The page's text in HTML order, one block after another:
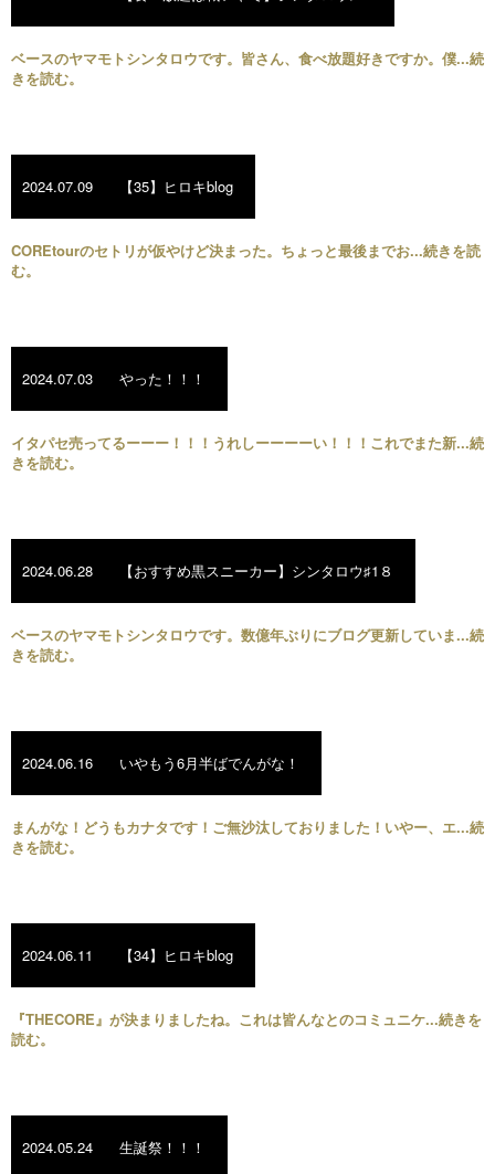
ベースのヤマモトシンタロウです。皆さん、食べ放題好きですか。僕...続
きを読む。
2024.07.09 【35】ヒロキblog
COREtourのセトリが仮やけど決まった。ちょっと最後までお...続きを読
む。
2024.07.03 やった！！！
イタパセ売ってるーーー！！！うれしーーーーい！！！これでまた新...続
きを読む。
2024.06.28 【おすすめ黒スニーカー】シンタロウ♯1８
ベースのヤマモトシンタロウです。数億年ぶりにブログ更新していま...続
きを読む。
2024.06.16 いやもう6月半ばでんがな！
まんがな！どうもカナタです！ご無沙汰しておりました！いやー、エ...続
きを読む。
2024.06.11 【34】ヒロキblog
『THECORE』が決まりましたね。これは皆んなとのコミュニケ...続きを
読む。
2024.05.24 生誕祭！！！